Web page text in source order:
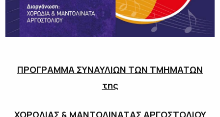
ΠΡΟΓΡΑΜΜΑ ΣΥΝΑΥΛΙΩΝ ΤΩΝ ΤΜΗΜΑΤΩΝ
της
ΧΟΡΩΔΙΑΣ & ΜΑΝΤΟΛΙΝΑΤΑΣ ΑΡΓΟΣΤΟΛΙΟΥ